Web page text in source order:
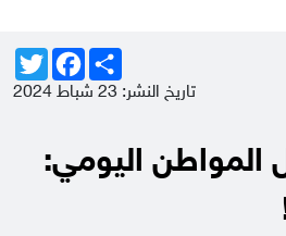
FacebookShare
تاريخ النشر: 23 شباط 2024
المواطن اليومي: